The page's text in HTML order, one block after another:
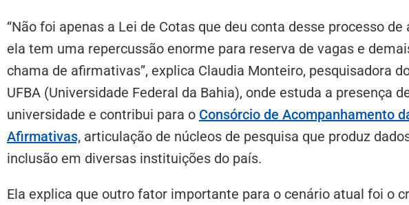
“Não foi apenas a Lei de Cotas que deu conta desse processo
ela tem uma repercussão enorme para reserva de vagas e
chama de afirmativas”, explica Claudia Monteiro, pesquisadora
UFBA (Universidade Federal da Bahia), onde estuda a presença
universidade e contribui para o Consórcio de Acompanhamento
Afirmativas, articulação de núcleos de pesquisa que produz
inclusão em diversas instituições do país.
Ela explica que outro fator importante para o cenário atual foi o